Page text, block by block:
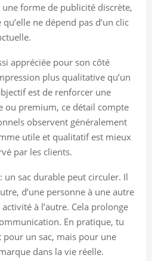
une forme de publicité discrète,
ne dépend pas d’un clic
appréciée pour son côté
plus qualitative qu’un
est de renforcer une
ou premium, ce détail compte
observent généralement
utile et qualitatif est mieux
par les clients.
un sac durable peut circuler. Il
d’une personne à une autre
à l’autre. Cela prolonge
En pratique, tu
pour un sac, mais pour une
dans la vie réelle.